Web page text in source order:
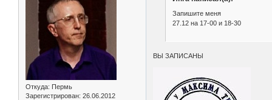
Откуда: Пермь
Зарегистрирован: 26.06.2012
Запишите меня
27.12 на 17-00 и 18-30
ВЫ ЗАПИСАНЫ